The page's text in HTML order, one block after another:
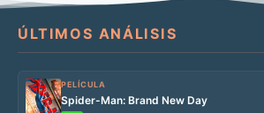
ÚLTIMOS ANÁLISIS
PELÍCULA
Spider-Man: Brand New Day